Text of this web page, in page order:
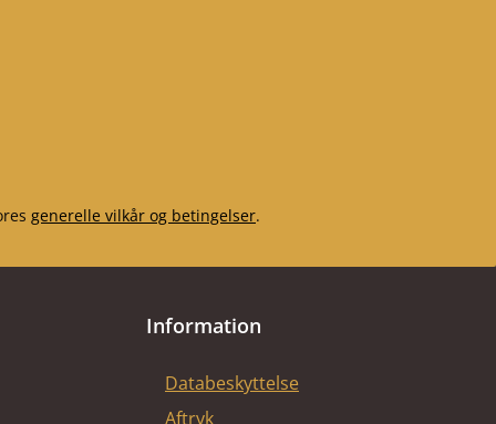
generelle vilkår og betingelser.
Information
Databeskyttelse
Aftryk